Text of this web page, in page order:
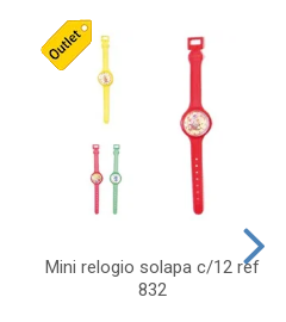
Mini relogio solapa c/12 ref
832